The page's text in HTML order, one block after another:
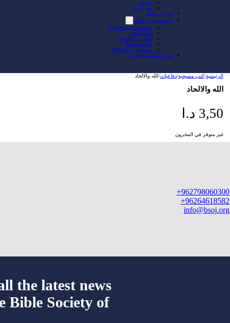
روايات
نمو روحي
عروض خاصة
اكسسوارات وهدايا
Christmas Ornaments
Tote Bags
أساور – Bracelet
خواتم- Rings
سناسيل – Necklaces
كتب الكترونية مجانية
الرئيسية/كتب مسيحية/دفاعيات/الله والالحاد
الله والالحاد
3,50 د.ا
غير متوفر في المخزون
962798060300+
96264618582+
info@bsoj.org
the latest news
Bible Society of